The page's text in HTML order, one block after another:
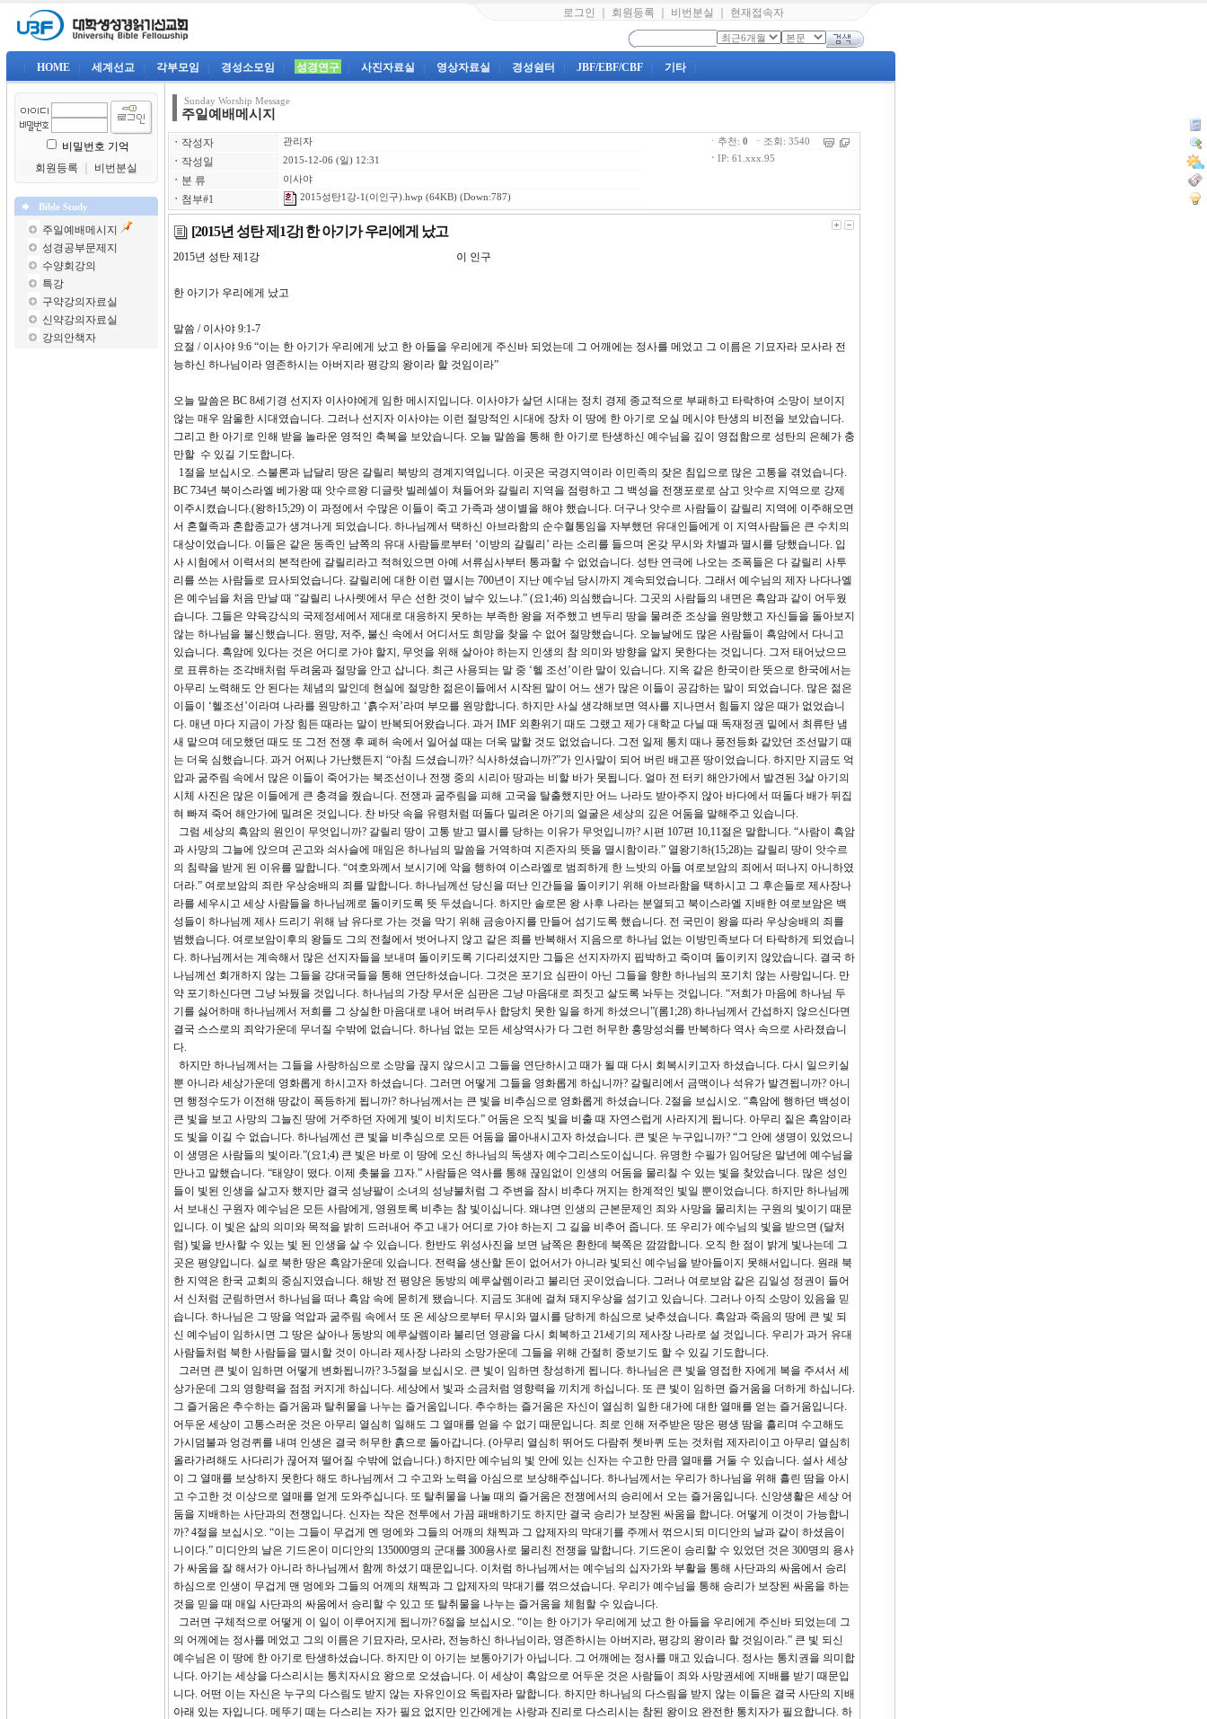
로그인 회원등록 비번분실 현재접속자
HOME 세계선교 각부모임 경성소모임 성경연구 사진자료실 영상자료실 경성쉼터 JBF/EBF/CBF 기타
비밀번호 기억
회원등록
비번분실
Bible Study
주일예배메시지
성경공부문제지
수양회강의
특강
구약강의자료실
신약강의자료실
강의안책자
Sunday Worship Message
주일예배메시지
ㆍ 작성자 관리자
ㆍ 작성일 2015-12-06 (일) 12:31
ㆍ 분 류 이사야
ㆍ 첨부#1 2015성탄1강-1(이인구).hwp (64KB) (Down:787)
ㆍ추천: 0 ㆍ조회: 3540
ㆍ IP: 61.xxx.95
[2015년 성탄 제1강] 한 아기가 우리에게 났고
2015년 성탄 제1강 이 인구
한 아기가 우리에게 났고
말씀 / 이사야 9:1-7
요절 / 이사야 9:6 “이는 한 아기가 우리에게 났고 한 아들을 우리에게 주신바 되었는데 그 어깨에는 정사를 메었고 그 이름은 기묘자라 모사라 전
능하신 하나님이라 영존하시는 아버지라 평강의 왕이라 할 것임이라”
오늘 말씀은 BC 8세기경 선지자 이사야에게 임한 메시지입니다. 이사야가 살던 시대는 정치 경제 종교적으로 부패하고 타락하여 소망이 보이지
않는 매우 암울한 시대였습니다. 그러나 선지자 이사야는 이런 절망적인 시대에 장차 이 땅에 한 아기로 오실 메시야 탄생의 비전을 보았습니다.
그리고 한 아기로 인해 받을 놀라운 영적인 축복을 보았습니다. 오늘 말씀을 통해 한 아기로 탄생하신 예수님을 깊이 영접함으로 성탄의 은혜가 충
만할 수 있길 기도합니다.
1절을 보십시오. 스불론과 납달리 땅은 갈릴리 북방의 경계지역입니다. 이곳은 국경지역이라 이민족의 잦은 침입으로 많은 고통을 겪었습니다.
BC 734년 북이스라엘 베가왕 때 앗수르왕 디글랏 빌레셀이 쳐들어와 갈릴리 지역을 점령하고 그 백성을 전쟁포로로 삼고 앗수르 지역으로 강제
이주시켰습니다.(왕하15;29) 이 과정에서 수많은 이들이 죽고 가족과 생이별을 해야 했습니다. 더구나 앗수르 사람들이 갈릴리 지역에 이주해오면
서 혼혈족과 혼합종교가 생겨나게 되었습니다. 하나님께서 택하신 아브라함의 순수혈통임을 자부했던 유대인들에게 이 지역사람들은 큰 수치의
대상이었습니다. 이들은 같은 동족인 남쪽의 유대 사람들로부터 ‘이방의 갈릴리’ 라는 소리를 들으며 온갖 무시와 차별과 멸시를 당했습니다. 입
사 시험에서 이력서의 본적란에 갈릴리라고 적혀있으면 아예 서류심사부터 통과할 수 없었습니다. 성탄 연극에 나오는 조폭들은 다 갈릴리 사투
리를 쓰는 사람들로 묘사되었습니다. 갈릴리에 대한 이런 멸시는 700년이 지난 예수님 당시까지 계속되었습니다. 그래서 예수님의 제자 나다나엘
은 예수님을 처음 만날 때 “갈릴리 나사렛에서 무슨 선한 것이 날수 있느냐.” (요1;46) 의심했습니다. 그곳의 사람들의 내면은 흑암과 같이 어두웠
습니다. 그들은 약육강식의 국제정세에서 제대로 대응하지 못하는 부족한 왕을 저주했고 변두리 땅을 물려준 조상을 원망했고 자신들을 돌아보지
않는 하나님을 불신했습니다. 원망, 저주, 불신 속에서 어디서도 희망을 찾을 수 없어 절망했습니다. 오늘날에도 많은 사람들이 흑암에서 다니고
있습니다. 흑암에 있다는 것은 어디로 가야 할지, 무엇을 위해 살아야 하는지 인생의 참 의미와 방향을 알지 못한다는 것입니다. 그저 태어났으므
로 표류하는 조각배처럼 두려움과 절망을 안고 삽니다. 최근 사용되는 말 중 ‘헬 조선’이란 말이 있습니다. 지옥 같은 한국이란 뜻으로 한국에서는
아무리 노력해도 안 된다는 체념의 말인데 현실에 절망한 젊은이들에서 시작된 말이 어느 샌가 많은 이들이 공감하는 말이 되었습니다. 많은 젊은
이들이 ‘헬조선’이라며 나라를 원망하고 ‘흙수저’라며 부모를 원망합니다. 하지만 사실 생각해보면 역사를 지나면서 힘들지 않은 때가 없었습니
다. 매년 마다 지금이 가장 힘든 때라는 말이 반복되어왔습니다. 과거 IMF 외환위기 때도 그랬고 제가 대학교 다닐 때 독재정권 밑에서 최류탄 냄
새 맡으며 데모했던 때도 또 그전 전쟁 후 폐허 속에서 일어설 때는 더욱 말할 것도 없었습니다. 그전 일제 통치 때나 풍전등화 같았던 조선말기 때
는 더욱 심했습니다. 과거 어찌나 가난했든지 “아침 드셨습니까? 식사하셨습니까?”가 인사말이 되어 버린 배고픈 땅이었습니다. 하지만 지금도 억
압과 굶주림 속에서 많은 이들이 죽어가는 북조선이나 전쟁 중의 시리아 땅과는 비할 바가 못됩니다. 얼마 전 터키 해안가에서 발견된 3살 아기의
시체 사진은 많은 이들에게 큰 충격을 줬습니다. 전쟁과 굶주림을 피해 고국을 탈출했지만 어느 나라도 받아주지 않아 바다에서 떠돌다 배가 뒤집
혀 빠져 죽어 해안가에 밀려온 것입니다. 찬 바닷 속을 유령처럼 떠돌다 밀려온 아기의 얼굴은 세상의 깊은 어둠을 말해주고 있습니다.
그럼 세상의 흑암의 원인이 무엇입니까? 갈릴리 땅이 고통 받고 멸시를 당하는 이유가 무엇입니까? 시편 107편 10,11절은 말합니다. “사람이 흑암
과 사망의 그늘에 앉으며 곤고와 쇠사슬에 매임은 하나님의 말씀을 거역하며 지존자의 뜻을 멸시함이라.” 열왕기하(15;28)는 갈릴리 땅이 앗수르
의 침략을 받게 된 이유를 말합니다. “여호와께서 보시기에 악을 행하여 이스라엘로 범죄하게 한 느밧의 아들 여로보암의 죄에서 떠나지 아니하였
더라.” 여로보암의 죄란 우상숭배의 죄를 말합니다. 하나님께선 당신을 떠난 인간들을 돌이키기 위해 아브라함을 택하시고 그 후손들로 제사장나
라를 세우시고 세상 사람들을 하나님께로 돌이키도록 뜻 두셨습니다. 하지만 솔로몬 왕 사후 나라는 분열되고 북이스라엘 지배한 여로보암은 백
성들이 하나님께 제사 드리기 위해 남 유다로 가는 것을 막기 위해 금송아지를 만들어 섬기도록 했습니다. 전 국민이 왕을 따라 우상숭배의 죄를
범했습니다. 여로보암이후의 왕들도 그의 전철에서 벗어나지 않고 같은 죄를 반복해서 지음으로 하나님 없는 이방민족보다 더 타락하게 되었습니
다. 하나님께서는 계속해서 많은 선지자들을 보내며 돌이키도록 기다리셨지만 그들은 선지자까지 핍박하고 죽이며 돌이키지 않았습니다. 결국 하
나님께선 회개하지 않는 그들을 강대국들을 통해 연단하셨습니다. 그것은 포기요 심판이 아닌 그들을 향한 하나님의 포기치 않는 사랑입니다. 만
약 포기하신다면 그냥 놔뒀을 것입니다. 하나님의 가장 무서운 심판은 그냥 마음대로 죄짓고 살도록 놔두는 것입니다. “저희가 마음에 하나님 두
기를 싫어하매 하나님께서 저희를 그 상실한 마음대로 내어 버려두사 합당치 못한 일을 하게 하셨으니”(롬1;28) 하나님께서 간섭하지 않으신다면
결국 스스로의 죄악가운데 무너질 수밖에 없습니다. 하나님 없는 모든 세상역사가 다 그런 허무한 흥망성쇠를 반복하다 역사 속으로 사라졌습니
다.
하지만 하나님께서는 그들을 사랑하심으로 소망을 끊지 않으시고 그들을 연단하시고 때가 될 때 다시 회복시키고자 하셨습니다. 다시 일으키실
뿐 아니라 세상가운데 영화롭게 하시고자 하셨습니다. 그러면 어떻게 그들을 영화롭게 하십니까? 갈릴리에서 금맥이나 석유가 발견됩니까? 아니
면 행정수도가 이전해 땅값이 폭등하게 됩니까? 하나님께서는 큰 빛을 비추심으로 영화롭게 하셨습니다. 2절을 보십시오. “흑암에 행하던 백성이
큰 빛을 보고 사망의 그늘진 땅에 거주하던 자에게 빛이 비치도다.” 어둠은 오직 빛을 비출 때 자연스럽게 사라지게 됩니다. 아무리 짙은 흑암이라
도 빛을 이길 수 없습니다. 하나님께선 큰 빛을 비추심으로 모든 어둠을 몰아내시고자 하셨습니다. 큰 빛은 누구입니까? “그 안에 생명이 있었으니
이 생명은 사람들의 빛이라.”(요1;4) 큰 빛은 바로 이 땅에 오신 하나님의 독생자 예수그리스도이십니다. 유명한 수필가 임어당은 말년에 예수님을
만나고 말했습니다. “태양이 떴다. 이제 촛불을 끄자.” 사람들은 역사를 통해 끊임없이 인생의 어둠을 물리칠 수 있는 빛을 찾았습니다. 많은 성인
들이 빛된 인생을 살고자 했지만 결국 성냥팔이 소녀의 성냥불처럼 그 주변을 잠시 비추다 꺼지는 한계적인 빛일 뿐이었습니다. 하지만 하나님께
서 보내신 구원자 예수님은 모든 사람에게, 영원토록 비추는 참 빛이십니다. 왜냐면 인생의 근본문제인 죄와 사망을 물리치는 구원의 빛이기 때문
입니다. 이 빛은 삶의 의미와 목적을 밝히 드러내어 주고 내가 어디로 가야 하는지 그 길을 비추어 줍니다. 또 우리가 예수님의 빛을 받으면 (달처
럼) 빛을 반사할 수 있는 빛 된 인생을 살 수 있습니다. 한반도 위성사진을 보면 남쪽은 환한데 북쪽은 깜깜합니다. 오직 한 점이 밝게 빛나는데 그
곳은 평양입니다. 실로 북한 땅은 흑암가운데 있습니다. 전력을 생산할 돈이 없어서가 아니라 빛되신 예수님을 받아들이지 못해서입니다. 원래 북
한 지역은 한국 교회의 중심지였습니다. 해방 전 평양은 동방의 예루살렘이라고 불리던 곳이었습니다. 그러나 여로보암 같은 김일성 정권이 들어
서 신처럼 군림하면서 하나님을 떠나 흑암 속에 묻히게 됐습니다. 지금도 3대에 걸쳐 돼지우상을 섬기고 있습니다. 그러나 아직 소망이 있음을 믿
습니다. 하나님은 그 땅을 억압과 굶주림 속에서 또 온 세상으로부터 무시와 멸시를 당하게 하심으로 낮추셨습니다. 흑암과 죽음의 땅에 큰 빛 되
신 예수님이 임하시면 그 땅은 살아나 동방의 예루살렘이라 불리던 영광을 다시 회복하고 21세기의 제사장 나라로 설 것입니다. 우리가 과거 유대
사람들처럼 북한 사람들을 멸시할 것이 아니라 제사장 나라의 소망가운데 그들을 위해 간절히 중보기도 할 수 있길 기도합니다.
그러면 큰 빛이 임하면 어떻게 변화됩니까? 3-5절을 보십시오. 큰 빛이 임하면 창성하게 됩니다. 하나님은 큰 빛을 영접한 자에게 복을 주셔서 세
상가운데 그의 영향력을 점점 커지게 하십니다. 세상에서 빛과 소금처럼 영향력을 끼치게 하십니다. 또 큰 빛이 임하면 즐거움을 더하게 하십니다.
그 즐거움은 추수하는 즐거움과 탈취물을 나누는 즐거움입니다. 추수하는 즐거움은 자신이 열심히 일한 대가에 대한 열매를 얻는 즐거움입니다.
어두운 세상이 고통스러운 것은 아무리 열심히 일해도 그 열매를 얻을 수 없기 때문입니다. 죄로 인해 저주받은 땅은 평생 땀을 흘리며 수고해도
가시덤불과 엉겅퀴를 내며 인생은 결국 허무한 흙으로 돌아갑니다. (아무리 열심히 뛰어도 다람쥐 쳇바퀴 도는 것처럼 제자리이고 아무리 열심히
올라가려해도 사다리가 끊어져 떨어질 수밖에 없습니다.) 하지만 예수님의 빛 안에 있는 신자는 수고한 만큼 열매를 거둘 수 있습니다. 설사 세상
이 그 열매를 보상하지 못한다 해도 하나님께서 그 수고와 노력을 아심으로 보상해주십니다. 하나님께서는 우리가 하나님을 위해 흘린 땀을 아시
고 수고한 것 이상으로 열매를 얻게 도와주십니다. 또 탈취물을 나눌 때의 즐거움은 전쟁에서의 승리에서 오는 즐거움입니다. 신앙생활은 세상 어
둠을 지배하는 사단과의 전쟁입니다. 신자는 작은 전투에서 가끔 패배하기도 하지만 결국 승리가 보장된 싸움을 합니다. 어떻게 이것이 가능합니
까? 4절을 보십시오. “이는 그들이 무겁게 멘 멍에와 그들의 어깨의 채찍과 그 압제자의 막대기를 주께서 꺾으시되 미디안의 날과 같이 하셨음이
니이다.” 미디안의 날은 기드온이 미디안의 135000명의 군대를 300용사로 물리친 전쟁을 말합니다. 기드온이 승리할 수 있었던 것은 300명의 용사
가 싸움을 잘 해서가 아니라 하나님께서 함께 하셨기 때문입니다. 이처럼 하나님께서는 예수님의 십자가와 부활을 통해 사단과의 싸움에서 승리
하심으로 인생이 무겁게 맨 멍에와 그들의 어께의 채찍과 그 압제자의 막대기를 꺾으셨습니다. 우리가 예수님을 통해 승리가 보장된 싸움을 하는
것을 믿을 때 매일 사단과의 싸움에서 승리할 수 있고 또 탈취물을 나누는 즐거움을 체험할 수 있습니다.
그러면 구체적으로 어떻게 이 일이 이루어지게 됩니까? 6절을 보십시오. “이는 한 아기가 우리에게 났고 한 아들을 우리에게 주신바 되었는데 그
의 어께에는 정사를 메었고 그의 이름은 기묘자라, 모사라, 전능하신 하나님이라, 영존하시는 아버지라, 평강의 왕이라 할 것임이라.” 큰 빛 되신
예수님은 이 땅에 한 아기로 탄생하셨습니다. 하지만 이 아기는 보통아기가 아닙니다. 그 어깨에는 정사를 매고 있습니다. 정사는 통치권을 의미합
니다. 아기는 세상을 다스리시는 통치자시요 왕으로 오셨습니다. 이 세상이 흑암으로 어두운 것은 사람들이 죄와 사망권세에 지배를 받기 때문입
니다. 어떤 이는 자신은 누구의 다스림도 받지 않는 자유인이요 독립자라 말합니다. 하지만 하나님의 다스림을 받지 않는 이들은 결국 사단의 지배
아래 있는 자입니다. 메뚜기 떼는 다스리는 자가 필요 없지만 인간에게는 사랑과 진리로 다스리시는 참된 왕이요 완전한 통치자가 필요합니다. 하